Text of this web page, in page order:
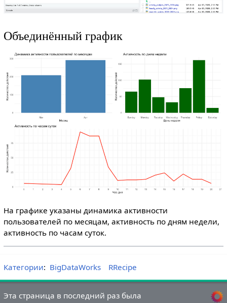
Объединённый график
На графике указаны динамика активности
пользователей по месяцам, активность по дням недели,
активность по часам суток.
Категории: BigDataWorks RRecipe
Эта страница в последний раз была